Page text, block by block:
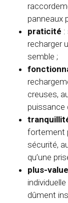
panneaux
praticité :
recharger
semble ;
creuses,
puissance
fortement
sécurité,
qu’une
plus-
dûment